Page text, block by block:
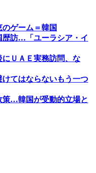
のゲーム＝韓国
歴訪…「ユーラシア・イ
ＵＡＥ実務訪問、な
けてはならないもう一つ
策…韓国が受動的立場と